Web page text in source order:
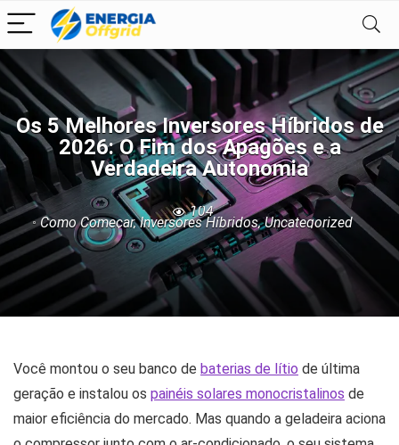
Os 5 Melhores Inversores Híbridos de
2026: O Fim dos Apagões e a
Verdadeira Autonomia
104
Como Começar,Inversores Híbridos,Uncategorized
Você montou o seu banco de baterias de lítio de última
geração e instalou os painéis solares monocristalinos de
maior eficiência do mercado. Mas quando a geladeira aciona